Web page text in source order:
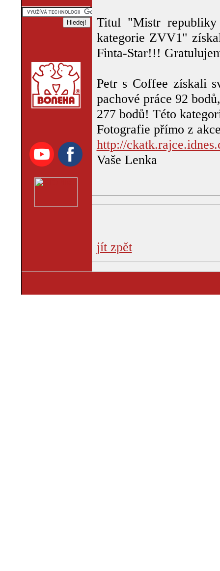
Titul "Mistr
kategorie ZVV1"
Finta-Star!!!
Petr s Coffee získali
pachové práce 92
277 bodů! Této
Fotografie přímo z
http://
Vaše Lenka
jít zpět